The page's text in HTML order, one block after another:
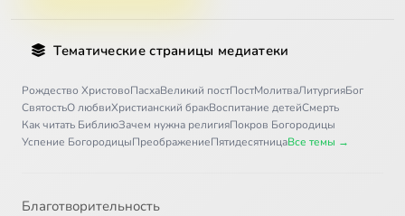
Тематические страницы медиатеки
Рождество ХристовоПасхаВеликий постПостМолитваЛитургияБог
СвятостьО любвиХристианский бракВоспитание детейСмерть
Как читать БиблиюЗачем нужна религияПокров Богородицы
Успение БогородицыПреображениеПятидесятницаВсе темы →
Благотворительность